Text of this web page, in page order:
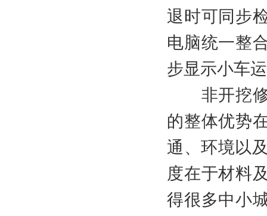
退时可同步
电脑统一整
步显示小车
非开挖修
的整体优势
通、环境以
度在于材料
得很多中小